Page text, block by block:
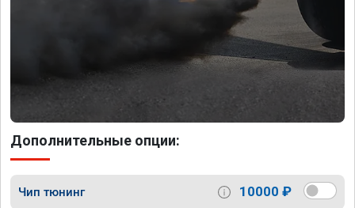
Дополнительные опции:
Чип тюнинг 10000 ₽